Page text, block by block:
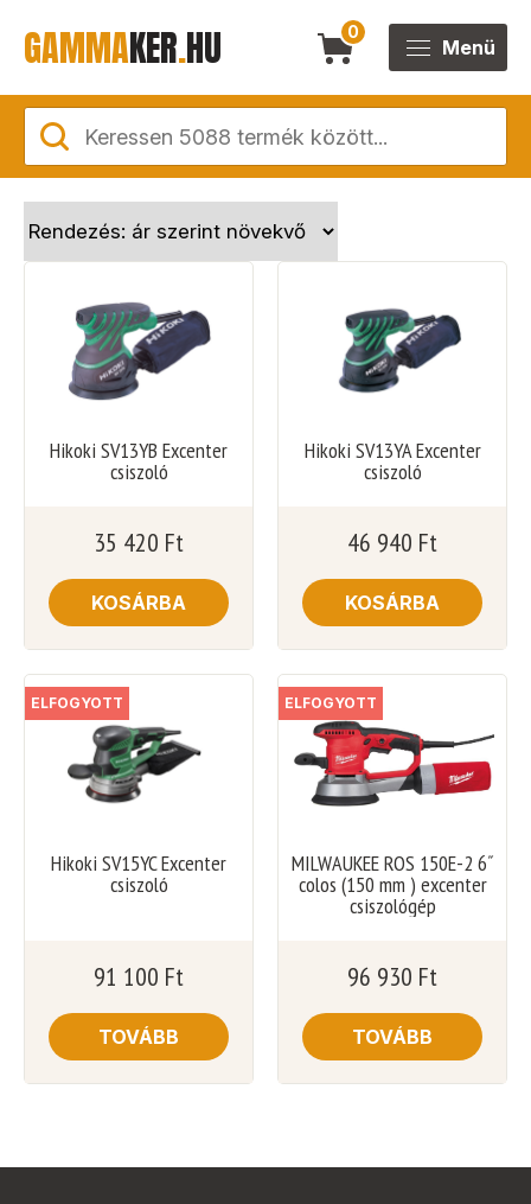
GAMMAKER.HU 0
Menü
Hikoki SV13YB Excenter
csiszoló
35 420 Ft
KOSÁRBA
Hikoki SV13YA Excenter
csiszoló
46 940 Ft
KOSÁRBA
ELFOGYOTT
Hikoki SV15YC Excenter
csiszoló
91 100 Ft
TOVÁBB
ELFOGYOTT
MILWAUKEE ROS 150E-2 6˝
colos (150 mm ) excenter
csiszológép
96 930 Ft
TOVÁBB